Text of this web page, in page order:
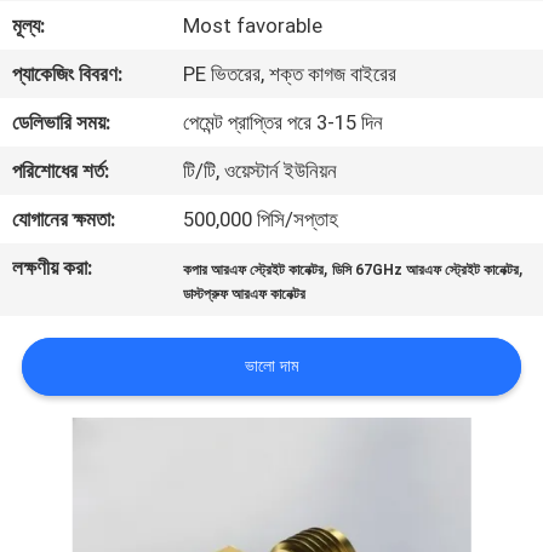
গুণমান
নিয়ন্ত্রণ
সাথে
যোগাযোগ
খবর
মূল্য:
Most favorable
প্যাকেজিং বিবরণ:
PE ভিতরের, শক্ত কাগজ বাইরের
ডেলিভারি সময়:
পেমেন্ট প্রাপ্তির পরে 3-15 দিন
পরিশোধের শর্ত:
টি/টি, ওয়েস্টার্ন ইউনিয়ন
যোগানের ক্ষমতা:
500,000 পিসি/সপ্তাহ
লক্ষণীয় করা:
কপার আরএফ স্ট্রেইট কানেক্টর,ডিসি 67GHz আরএফ স্ট্রেইট কানেক্টর,
ডাস্টপ্রুফ আরএফ কানেক্টর
ভালো দাম